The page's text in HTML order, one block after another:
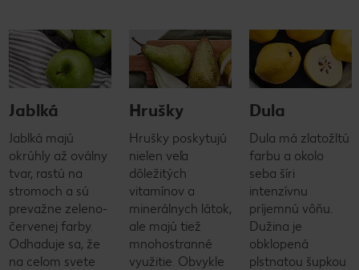
Jablká
Jablká majú
okrúhly až oválny
tvar, rastú na
stromoch a sú
prevažne zeleno-
červenej farby.
Odhaduje sa, že
na celom svete
Hrušky
Hrušky poskytujú
nielen veľa
dôležitých
vitamínov a
minerálnych látok,
ale majú tiež
mnohostranné
využitie. Obvykle
Dula
Dula má zlatožltú
farbu a okolo
seba šíri
intenzívnu
príjemnú vôňu.
Dužina je
obklopená
plstnatou šupkou